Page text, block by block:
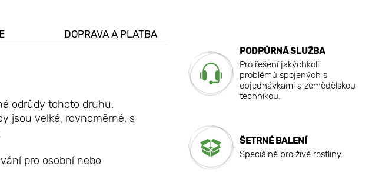
DOPRAVA A PLATBA
odrůdy tohoto druhu.
jsou velké, rovnoměrné, s
pro osobní nebo
PODPŮRNÁ SLUŽBA
Pro řešení jakýchkoli
problémů spojených s
objednávkami a zemědělskou
technikou.
ŠETRNÉ BALENÍ
Speciálně pro živé rostliny.